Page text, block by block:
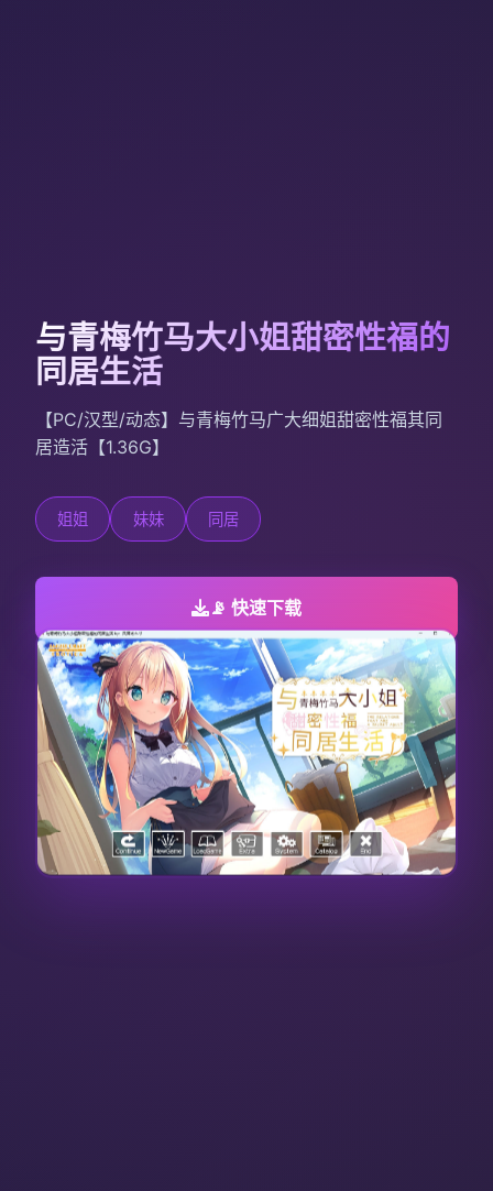
与青梅竹马大小姐甜密性福的
同居生活
【PC/汉型/动态】与青梅竹马广大细姐甜密性福其同
居造活【1.36G】
姐姐 妹妹 同居
📡 快速下载